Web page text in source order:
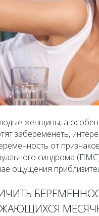
женщины, а
забеременеть,
от
синдрома
ощущения